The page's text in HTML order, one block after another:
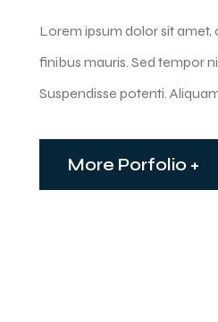
Lorem ipsum dolor sit amet,
finibus mauris. Sed tempor
Suspendisse potenti.
More Porfolio +